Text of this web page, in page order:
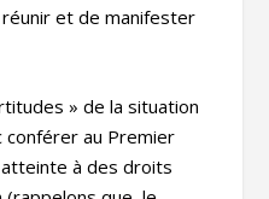
et de manifester
» de la situation
conférer au Premier
à des droits